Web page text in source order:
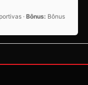
·Bônus: Bônus